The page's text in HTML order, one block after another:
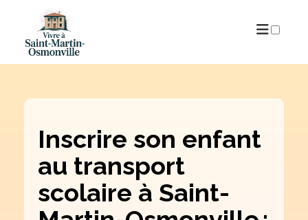
Inscrire son enfant
au transport
scolaire à Saint-